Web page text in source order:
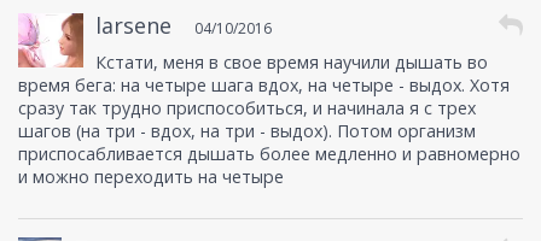
larsene 04/10/2016
Кстати, меня в свое время научили дышать во
время бега: на четыре шага вдох, на четыре - выдох. Хотя
сразу так трудно приспособиться, и начинала я с трех
шагов (на три - вдох, на три - выдох). Потом организм
приспосабливается дышать более медленно и равномерно
и можно переходить на четыре